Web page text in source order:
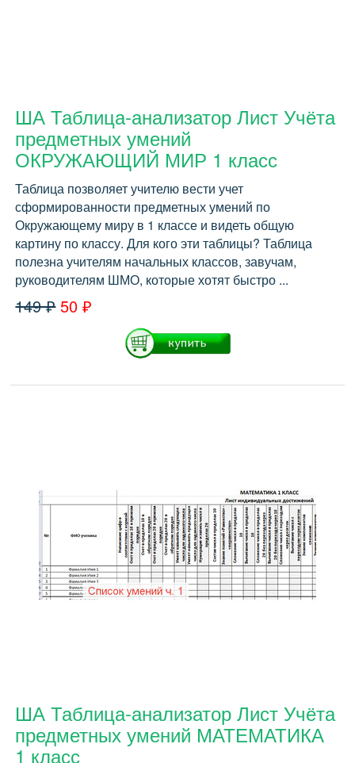
ША Таблица-анализатор Лист Учёта
предметных умений
ОКРУЖАЮЩИЙ МИР 1 класс
Таблица позволяет учителю вести учет
сформированности предметных умений по
Окружающему миру в 1 классе и видеть общую
картину по классу. Для кого эти таблицы? Таблица
полезна учителям начальных классов, завучам,
руководителям ШМО, которые хотят быстро ...
149 ₽ 50 ₽
ША Таблица-анализатор Лист Учёта
предметных умений МАТЕМАТИКА
1 класс